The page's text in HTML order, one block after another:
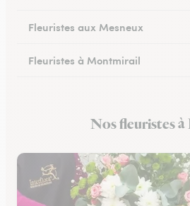
Fleuristes aux Mesneux
Fleuristes à Montmirail
Fleuristes à Vitry-le-François
Nos fleuristes à